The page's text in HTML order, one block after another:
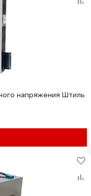
напряжения Штиль